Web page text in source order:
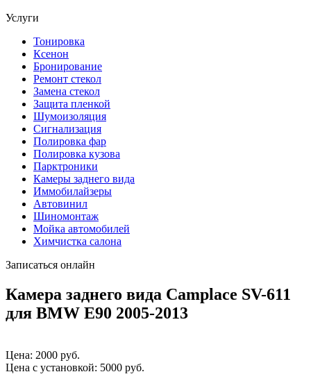
Услуги
Тонировка
Ксенон
Бронирование
Ремонт стекол
Замена стекол
Защита пленкой
Шумоизоляция
Сигнализация
Полировка фар
Полировка кузова
Парктроники
Камеры заднего вида
Иммобилайзеры
Автовинил
Шиномонтаж
Мойка автомобилей
Химчистка салона
Записаться онлайн
Камера заднего вида Camplace SV-611
для BMW E90 2005-2013
Цена: 2000 руб.
Цена с установкой: 5000 руб.